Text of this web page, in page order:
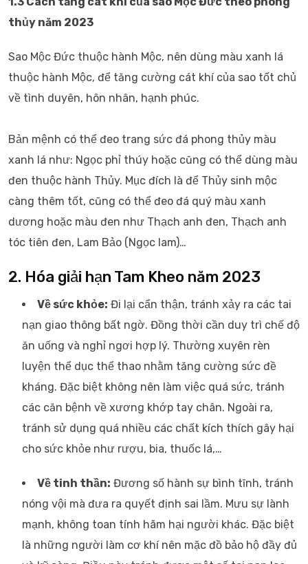
thủy năm 2023
Sao Mộc Đức thuộc hành Mộc, nên dùng màu xanh lá
thuộc hành Mộc, để tăng cường cát khí của sao tốt chủ
về tình duyên, hôn nhân, hạnh phúc.
Bản mệnh có thể đeo trang sức đá phong thủy màu
xanh lá như: Ngọc phỉ thúy hoặc cũng có thể dùng màu
đen thuộc hành Thủy. Mục đích là để Thủy sinh mộc
càng thêm tốt, cũng có thể đeo đá quý màu xanh
dương hoặc màu đen như Thạch anh đen, Thạch anh
tóc tiên đen, Lam Bảo (Ngọc lam)…
2. Hóa giải hạn Tam Kheo năm 2023
Về sức khỏe: Đi lại cẩn thận, tránh xảy ra các tai
nạn giao thông bất ngờ. Đồng thời cần duy trì chế độ
ăn uống và nghỉ ngơi hợp lý. Thường xuyên rèn
luyện thể dục thể thao nhằm tăng cường sức đề
kháng. Đặc biệt không nên làm việc quá sức, tránh
các căn bệnh về xương khớp tay chân. Ngoài ra,
tránh sử dụng quá nhiều các chất kích thích gây hại
cho sức khỏe như rượu, bia, thuốc lá,…
Về tinh thần: Đương số hành sự bình tĩnh, tránh
nóng vội mà đưa ra quyết định sai lầm. Mưu sự lành
mạnh, không toan tính hãm hại người khác. Đặc biệt
là những người làm cơ khí nên mặc đồ bảo hộ đầy đủ